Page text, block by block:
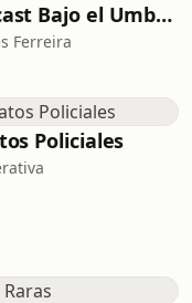
Podcast Bajo el Umbral
Ferreira
Policiales